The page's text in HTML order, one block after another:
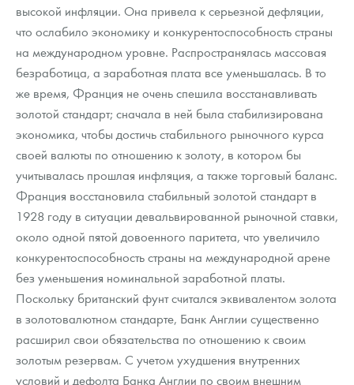
высокой инфляции. Она привела к серьезной дефляции,
что ослабило экономику и конкурентоспособность страны
на международном уровне. Распространялась массовая
безработица, а заработная плата все уменьшалась. В то
же время, Франция не очень спешила восстанавливать
золотой стандарт; сначала в ней была стабилизирована
экономика, чтобы достичь стабильного рыночного курса
своей валюты по отношению к золоту, в котором бы
учитывалась прошлая инфляция, а также торговый баланс.
Франция восстановила стабильный золотой стандарт в
1928 году в ситуации девальвированной рыночной ставки,
около одной пятой довоенного паритета, что увеличило
конкурентоспособность страны на международной арене
без уменьшения номинальной заработной платы.
Поскольку британский фунт считался эквивалентом золота
в золотовалютном стандарте, Банк Англии существенно
расширил свои обязательства по отношению к своим
золотым резервам. С учетом ухудшения внутренних
условий и дефолта Банка Англии по своим внешним